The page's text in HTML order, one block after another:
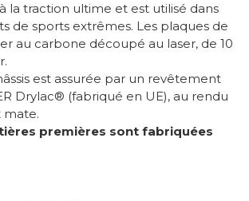
la traction ultime et est utilisé dans
de sports extrêmes. Les plaques de
au carbone découpé au laser, de 10
est assurée par un revêtement
Drylac® (fabriqué en UE), au rendu
mate.
premières sont fabriquées